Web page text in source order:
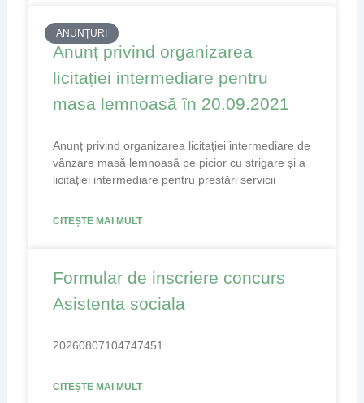
ANUNȚURI
Anunț privind organizarea
licitației intermediare pentru
masa lemnoasă în 20.09.2021
Anunț privind organizarea licitației intermediare de
vânzare masă lemnoasă pe picior cu strigare și a
licitației intermediare pentru prestări servicii
CITEȘTE MAI MULT
Formular de inscriere concurs
Asistenta sociala
20260807104747451
CITEȘTE MAI MULT